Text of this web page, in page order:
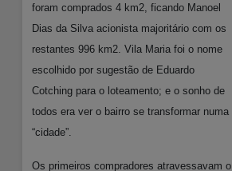
foram comprados 4 km2, ficando Manoel
Dias da Silva acionista majoritário com os
restantes 996 km2. Vila Maria foi o nome
escolhido por sugestão de Eduardo
Cotching para o loteamento; e o sonho de
todos era ver o bairro se transformar numa
“cidade”.
Os primeiros compradores atravessavam o